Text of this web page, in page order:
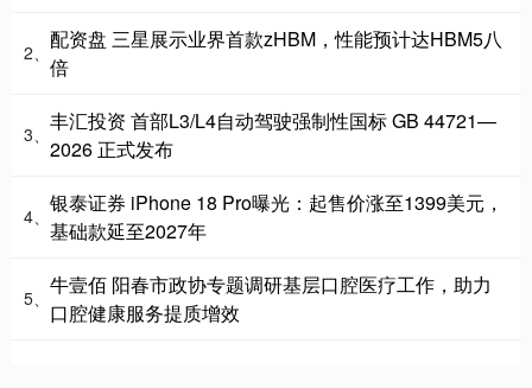
2、
配资盘 三星展示业界首款zHBM，性能预计达HBM5八
倍
3、
丰汇投资 首部L3/L4自动驾驶强制性国标 GB 44721—
2026 正式发布
4、
银泰证券 iPhone 18 Pro曝光：起售价涨至1399美元，
基础款延至2027年
5、
牛壹佰 阳春市政协专题调研基层口腔医疗工作，助力
口腔健康服务提质增效